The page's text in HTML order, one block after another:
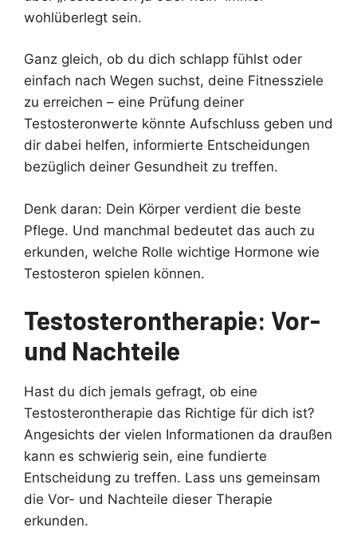
wohlüberlegt sein.
Ganz gleich, ob du dich schlapp fühlst oder
einfach nach Wegen suchst, deine Fitnessziele
zu erreichen – eine Prüfung deiner
Testosteronwerte könnte Aufschluss geben und
dir dabei helfen, informierte Entscheidungen
bezüglich deiner Gesundheit zu treffen.
Denk daran: Dein Körper verdient die beste
Pflege. Und manchmal bedeutet das auch zu
erkunden, welche Rolle wichtige Hormone wie
Testosteron spielen können.
Testosterontherapie: Vor-
und Nachteile
Hast du dich jemals gefragt, ob eine
Testosterontherapie das Richtige für dich ist?
Angesichts der vielen Informationen da draußen
kann es schwierig sein, eine fundierte
Entscheidung zu treffen. Lass uns gemeinsam
die Vor- und Nachteile dieser Therapie
erkunden.